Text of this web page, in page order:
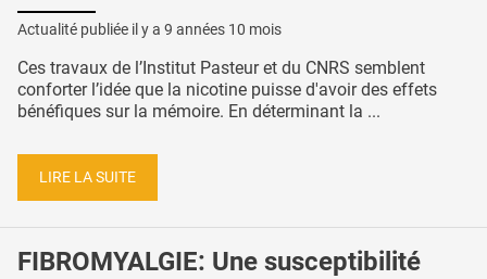
Actualité publiée il y a 9 années 10 mois
Ces travaux de l’Institut Pasteur et du CNRS semblent
conforter l’idée que la nicotine puisse d'avoir des effets
bénéfiques sur la mémoire. En déterminant la ...
LIRE LA SUITE
FIBROMYALGIE: Une susceptibilité